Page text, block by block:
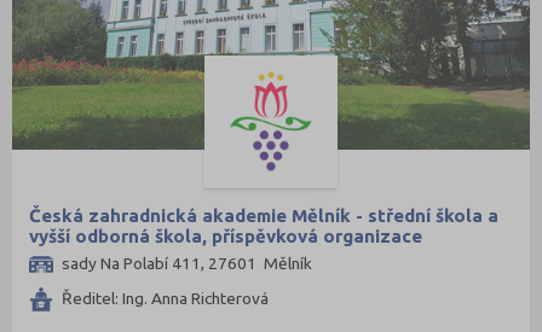
Česká zahradnická akademie Mělník - střední škola a
vyšší odborná škola, příspěvková organizace
sady Na Polabí 411, 27601 Mělník
Ředitel: Ing. Anna Richterová